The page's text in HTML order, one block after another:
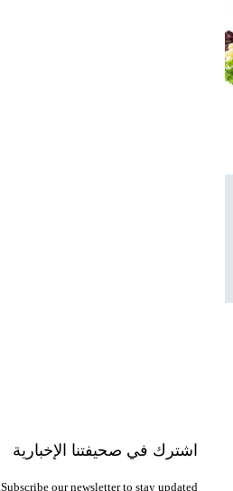
اشترك في صحيفتنا الإخبارية
Subscribe our newsletter to stay updated.